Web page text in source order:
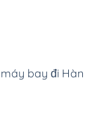
bay đi Hàn